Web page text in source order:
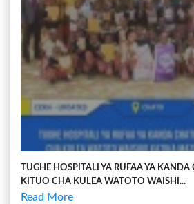
TUGHE HOSPITALI YA RUFAA YA
KITUO CHA KULEA WATOTO WAISHI...
Read More